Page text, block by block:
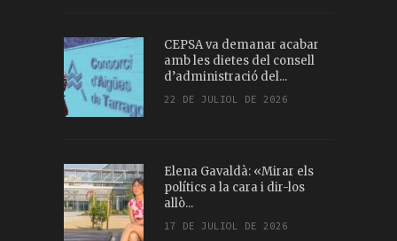
CEPSA va demanar acabar
amb les dietes del consell
d’administració del...
22 DE JULIOL DE 2026
Elena Gavaldà: «Mirar els
polítics a la cara i dir-los
allò...
17 DE JULIOL DE 2026